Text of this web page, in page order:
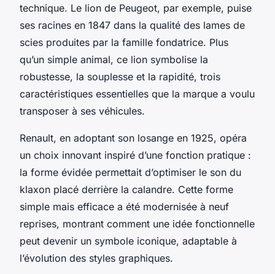
technique. Le lion de Peugeot, par exemple, puise
ses racines en 1847 dans la qualité des lames de
scies produites par la famille fondatrice. Plus
qu’un simple animal, ce lion symbolise la
robustesse, la souplesse et la rapidité, trois
caractéristiques essentielles que la marque a voulu
transposer à ses véhicules.
Renault, en adoptant son losange en 1925, opéra
un choix innovant inspiré d’une fonction pratique :
la forme évidée permettait d’optimiser le son du
klaxon placé derrière la calandre. Cette forme
simple mais efficace a été modernisée à neuf
reprises, montrant comment une idée fonctionnelle
peut devenir un symbole iconique, adaptable à
l’évolution des styles graphiques.